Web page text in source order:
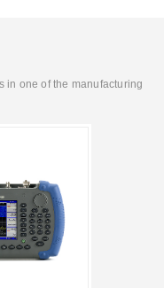
in one of the manufacturing